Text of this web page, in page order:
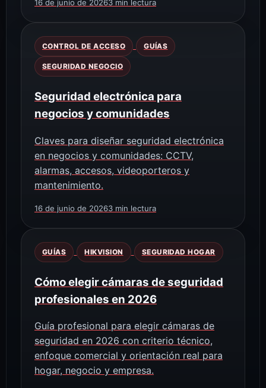
16 de junio de 20263 min lectura
CONTROL DE ACCESO GUÍAS
SEGURIDAD NEGOCIO
Seguridad electrónica para
negocios y comunidades
Claves para diseñar seguridad electrónica
en negocios y comunidades: CCTV,
alarmas, accesos, videoporteros y
mantenimiento.
16 de junio de 20263 min lectura
GUÍAS HIKVISION SEGURIDAD HOGAR
Cómo elegir cámaras de seguridad
profesionales en 2026
Guía profesional para elegir cámaras de
seguridad en 2026 con criterio técnico,
enfoque comercial y orientación real para
hogar, negocio y empresa.